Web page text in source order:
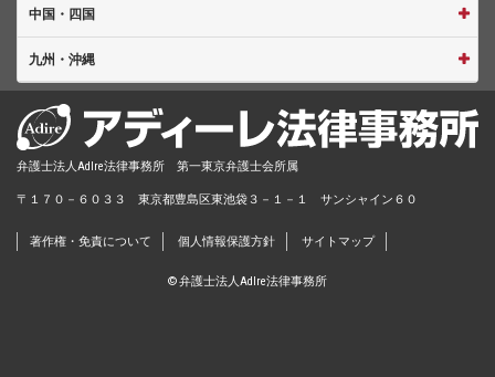
中国・四国
九州・沖縄
弁護士法人AdIre法律事務所 第一東京弁護士会所属
〒１７０－６０３３ 東京都豊島区東池袋３－１－１ サンシャイン６０
著作権・免責について 個人情報保護方針 サイトマップ
© 弁護士法人AdIre法律事務所